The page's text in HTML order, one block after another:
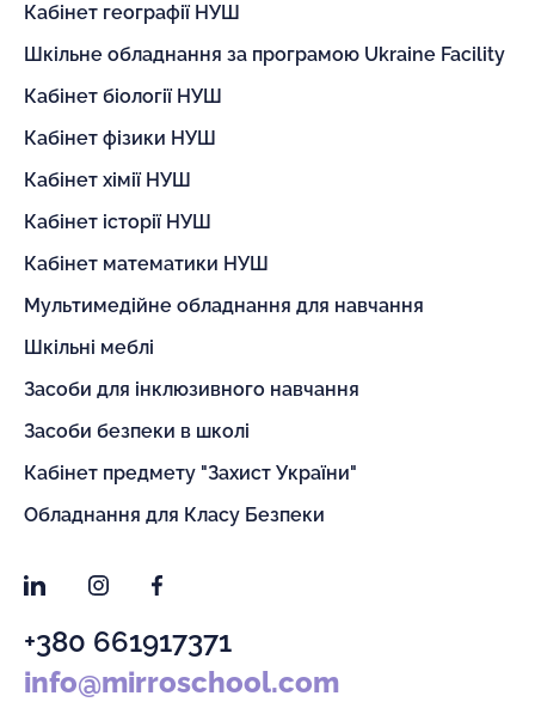
Кабінет географії НУШ
Шкільне обладнання за програмою Ukraine Facility
Кабінет біології НУШ
Кабінет фізики НУШ
Кабінет хімії НУШ
Кабінет історії НУШ
Кабінет математики НУШ
Мультимедійне обладнання для навчання
Шкільні меблі
Засоби для інклюзивного навчання
Засоби безпеки в школі
Кабінет предмету "Захист України"
Обладнання для Класу Безпеки
LinkedInInstagramFacebook
+380 661917371
info@mirroschool.com